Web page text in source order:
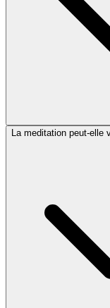
La meditation peut-elle